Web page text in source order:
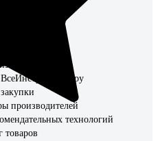
производителей
технологий
товаров